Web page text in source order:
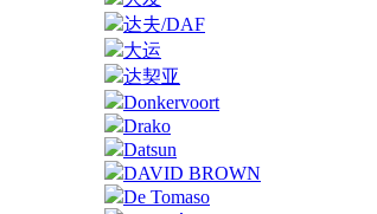
达夫/DAF
大运
达契亚
Donkervoort
Drako
Datsun
DAVID BROWN
De Tomaso